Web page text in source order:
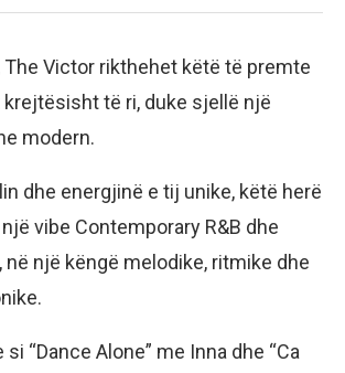
The Victor rikthehet këtë të premte
të ri, duke sjellë një
modern.
dhe energjinë e tij unike, këtë herë
vibe Contemporary R&B dhe
një këngë melodike, ritmike dhe
“Dance Alone” me Inna dhe “Ca